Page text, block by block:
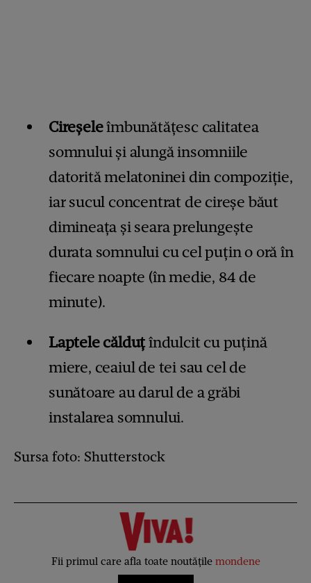
Cireșeleîmbunătăţesc calitatea
somnului şi alungă insomniile
datorită melatoninei din compoziţie,
iar sucul concentrat de cireşe băut
dimineaţa şi seara prelungeşte
durata somnului cu cel puţin o oră în
fiecare noapte (în medie, 84 de
minute).
Laptele călduţîndulcit cu puţină
miere, ceaiul de tei sau cel de
sunătoare au darul de a grăbi
instalarea somnului.
Sursa foto: Shutterstock
Fii primul care afla toate noutățile mondene